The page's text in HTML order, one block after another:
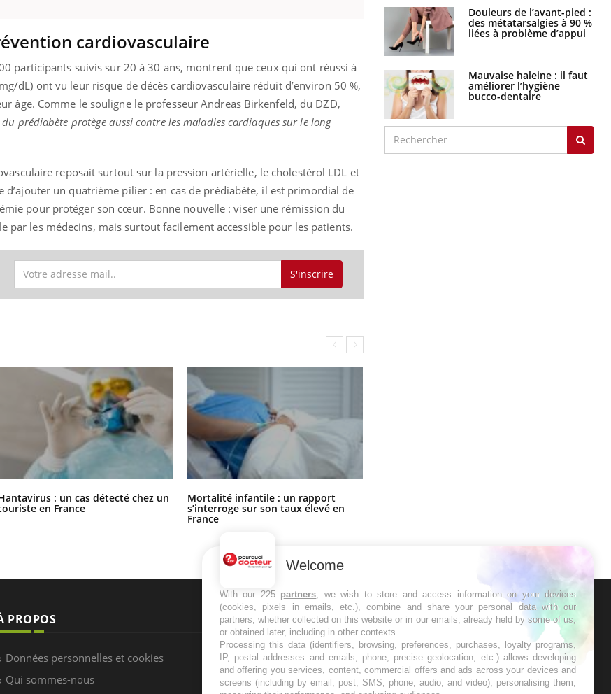
cardiovasculaire
participants suivis sur 20 à 30 ans, montrent que ceux qui ont réussi à
dL) ont vu leur risque de décès cardiovasculaire réduit d’environ 50 %,
âge. Comme le souligne le professeur Andreas Birkenfeld, du DZD,
prédiabète protège aussi contre les maladies cardiaques sur le long
reposait surtout sur la pression artérielle, le cholestérol LDL et
d’ajouter un quatrième pilier : en cas de prédiabète, il est primordial de
pour protéger son cœur. Bonne nouvelle : viser une rémission du
par les médecins, mais surtout facilement accessible pour les patients.
S'inscrire
: un cas détecté chez un
en France
Mortalité infantile : un rapport
s’interroge sur son taux élevé en
France
Douleurs de l’avant-pied :
des métatarsalgies à 90 %
liées à problème d’appui
Mauvaise haleine : il faut
améliorer l’hygiène
bucco-dentaire
PROPOS
Données personnelles et cookies
Qui sommes-nous
NEWSLETTER
Recevez toutes les semaines les meilleures
infos santé
Welcome
With our 225 partners, we wish to store and access information on your devices
(cookies, pixels in emails, etc.), combine and share your personal data with our
partners, whether collected on this website or in our emails, already held by some of us,
or obtained later, including in other contexts.
Processing this data (identifiers, browsing, preferences, purchases, loyalty programs,
IP, postal addresses and emails, phone, precise geolocation, etc.) allows developing
and offering you services, content, commercial offers and ads across your devices and
screens (including by email, post, SMS, phone, audio, and video), personalising them,